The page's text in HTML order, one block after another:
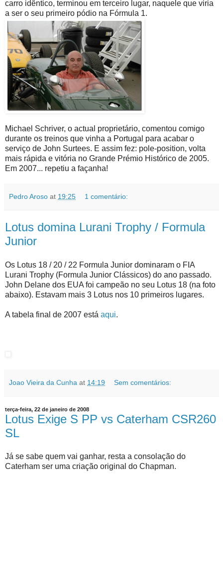
carro idêntico, terminou em terceiro lugar, naquele que viria
a ser o seu primeiro pódio na Fórmula 1.
Michael Schriver, o actual proprietário, comentou comigo
durante os treinos que vinha a Portugal para acabar o
serviço de John Surtees. E assim fez: pole-position, volta
mais rápida e vitória no Grande Prémio Histórico de 2005.
Em 2007... repetiu a façanha!
Pedro Aroso at 19:25 1 comentário:
Lotus domina Lurani Trophy / Formula
Junior
Os Lotus 18 / 20 / 22 Formula Junior dominaram o FIA
Lurani Trophy (Formula Junior Clássicos) do ano passado.
John Delane dos EUA foi campeão no seu Lotus 18 (na foto
abaixo). Estavam mais 3 Lotus nos 10 primeiros lugares.
A tabela final de 2007 está aqui.
Joao Vieira da Cunha at 14:19 Sem comentários:
terça-feira, 22 de janeiro de 2008
Lotus Exige S PP vs Caterham CSR260
SL
Já se sabe quem vai ganhar, resta a consolação do
Caterham ser uma criação original do Chapman.